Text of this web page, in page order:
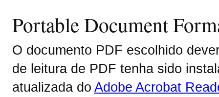
Portable Document
O documento PDF escolhido
de leitura de PDF tenha sido
atualizada do Adobe Acrobat